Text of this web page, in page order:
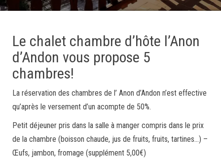
Le chalet chambre d’hôte l’Anon
d’Andon vous propose 5
chambres!
La réservation des chambres de l’ Anon d’Andon n’est effective
qu’après le versement d’un acompte de 50%.
Petit déjeuner pris dans la salle à manger compris dans le prix
de la chambre (boisson chaude, jus de fruits, fruits, tartines…) –
Œufs, jambon, fromage (supplément 5,00€)